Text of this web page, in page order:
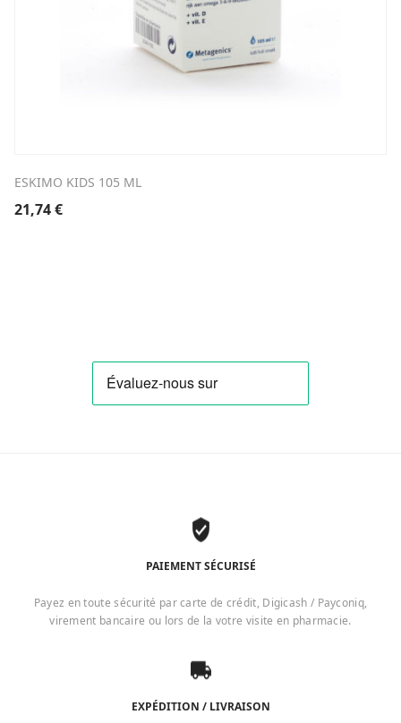
ESKIMO KIDS 105 ML
21,74€
PAIEMENT SÉCURISÉ
Payez en toute sécurité par carte de crédit, Digicash / Payconiq,
virement bancaire ou lors de la votre visite en pharmacie.
EXPÉDITION / LIVRAISON